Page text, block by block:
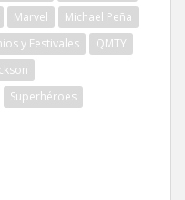
Marvel
Michael Peña
y Festivales
QMTY
Superhéroes